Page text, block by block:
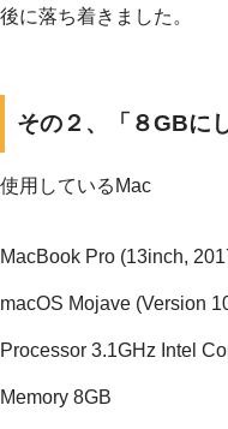
後に落ち着きました。
その２、「８GBに
使用しているMac
MacBook Pro (13inch,
macOS Mojave (Version
Processor 3.1GHz Intel
Memory 8GB